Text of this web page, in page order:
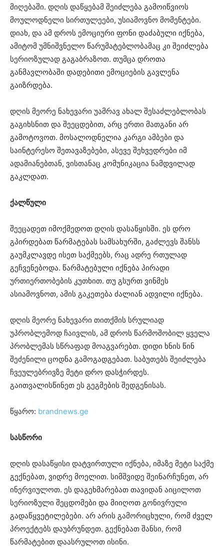
მიღებაში. დღის დაწყებამ შეიძლება გამოიწვიოს
მოულოდნელი სირთულეები, უსიამოვნო მომენტები.
დიახ, და ამ დროს ემოციური ფონი დაძაბული იქნება,
ამიტომ უმნიშვნელო წარუმატებლობამაც კი შეიძლება
სერიოზულად გაგაბრაზოთ. თუმცა დროთა
განმავლობაში დადებითი ემოციების გავლენა
გაიზრდება.
დღის მეორე ნახევარი უამრავ ახალ შესაძლებლობას
გაგიხსნით და შეეცდებით, არც ერთი მათგანი არ
გამოტოვოთ. მოსალოდნელია კარგი ამბები და
საინტერესო შეთავაზებები, ასევე შეხვედრები იმ
ადამიანებთან, ვისთანაც კომუნიკაცია ნამდვილად
გაკლდათ.
ქალწული
შეეცადეთ იმოქმედოთ დღის დასაწყისში. ეს დრო
გპირდებათ წარმატებას სამსახურში, გაძლევს შანსს
გაუმკლავდე ისეთ საქმეებს, რაც ადრე რთულად
გეჩვენებოდა. წარმატებული იქნება პირადი
ურთიერთობების კუთხით. თუ გსურთ ვინმეს
ასიამოვნოთ, ამის გაკეთება ძალიან ადვილი იქნება.
დღის მეორე ნახევარი თითქმის სრულიად
უპრობლემოდ ჩაივლის, ამ დროს წარმოშობილ ყველა
პრობლემას სწრაფად მოაგვარებთ. დიდი ხნის წინ
შეძენილი ცოდნა გამოგადგებათ. საბუთებს შეიძლება
ჩვეულებრივზე მეტი დრო დასჭირდეს.
გაითვალისწინეთ ეს გეგმების შედგენისას.
წყარო: brandnews.ge
სასწორი
დღის დასაწყისი დატვირთული იქნება, იმაზე მეტი საქმე
გექნებათ, ვიდრე მოელით. სიმშვიდე შეინარჩუნეთ, არ
ინერვიულოთ. ეს დაგეხმარებათ თავიდან აიცილოთ
სერიოზული შეცდომები და მიიღოთ გონივრული
გადაწყვეტილებები. არ არის გამორიცხული, რომ ძველ
პროექტებს დაუბრუნდეთ. გექნებათ შანსი, რომ
წარმატებით დაასრულოთ ისინი.